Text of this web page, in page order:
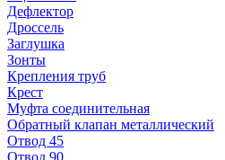
Дефлектор
Дроссель
Заглушка
Зонты
Крепления труб
Крест
Муфта соединительная
Обратный клапан металлический
Отвод 45
Отвод 90